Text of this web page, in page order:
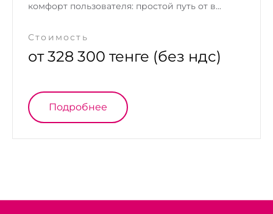
комфорт пользователя: простой путь от в...
Стоимость
от 328 300 тенге (без ндс)
Подробнее